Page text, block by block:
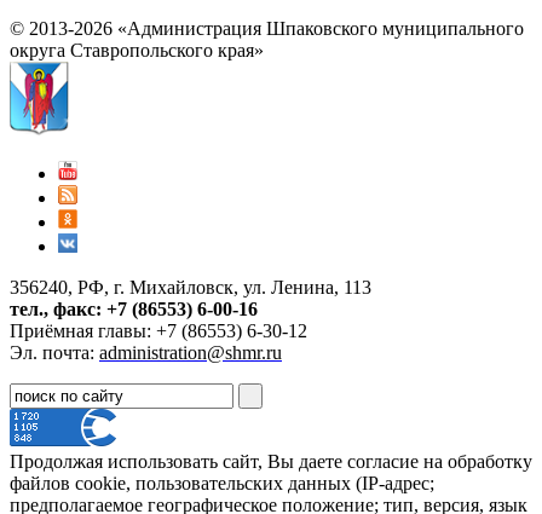
© 2013-2026 «Администрация Шпаковского муниципального
округа Ставропольского края»
356240, РФ, г. Михайловск, ул. Ленина, 113
тел., факс: +7 (86553) 6-00-16
Приёмная главы: +7 (86553) 6-30-12
Эл. почта: administration@shmr.ru
Продолжая использовать сайт, Вы даете согласие на обработку
файлов cookie, пользовательских данных (IP-адрес;
предполагаемое географическое положение; тип, версия, язык